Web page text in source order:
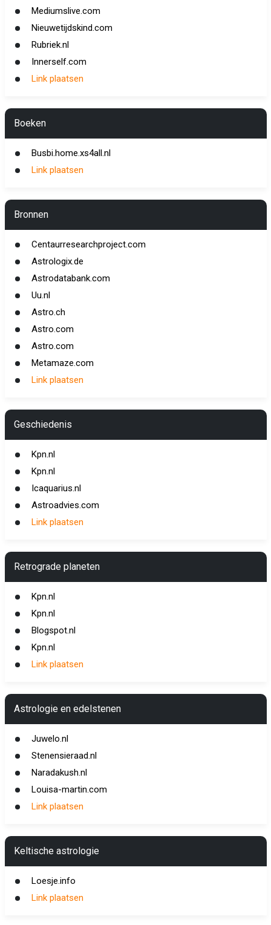
Mediumslive.com
Nieuwetijdskind.com
Rubriek.nl
Innerself.com
Link plaatsen
Boeken
Busbi.home.xs4all.nl
Link plaatsen
Bronnen
Centaurresearchproject.com
Astrologix.de
Astrodatabank.com
Uu.nl
Astro.ch
Astro.com
Astro.com
Metamaze.com
Link plaatsen
Geschiedenis
Kpn.nl
Kpn.nl
Icaquarius.nl
Astroadvies.com
Link plaatsen
Retrograde planeten
Kpn.nl
Kpn.nl
Blogspot.nl
Kpn.nl
Link plaatsen
Astrologie en edelstenen
Juwelo.nl
Stenensieraad.nl
Naradakush.nl
Louisa-martin.com
Link plaatsen
Keltische astrologie
Loesje.info
Link plaatsen